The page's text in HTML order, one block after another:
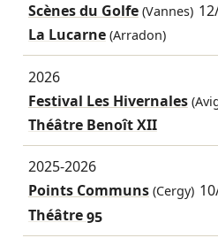
Scènes du Golfe(Vannes)
La Lucarne (Arradon)
2026
Festival Les Hivernales
Théâtre Benoît XII
2025-2026
Points Communs(Cergy)
Théâtre 95